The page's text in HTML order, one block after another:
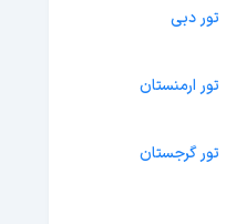
تور دبی
تور ارمنستان
تور گرجستان